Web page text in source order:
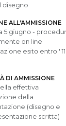
disegno
ALL'AMMISSIONE
5 giugno -
on line
esito entrol' 11
DI AMMISSIONE
effettiva
della
(disegno e
scritta)